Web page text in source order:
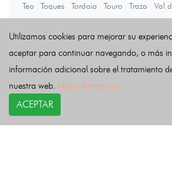
Teo
Toques Tordoia Touro Trazo Val
Utilizamos cookies para mejorar su
aceptar para continuar navegando, o más
información adicional sobre el tratamiento
nuestra web. Más información
ACEPTAR